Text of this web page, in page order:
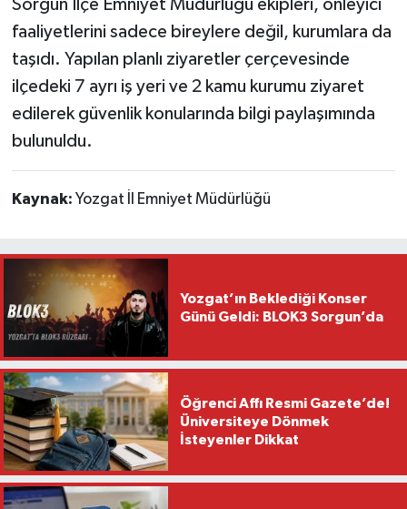
Sorgun İlçe Emniyet Müdürlüğü ekipleri, önleyici
faaliyetlerini sadece bireylere değil, kurumlara da
taşıdı. Yapılan planlı ziyaretler çerçevesinde
ilçedeki 7 ayrı iş yeri ve 2 kamu kurumu ziyaret
edilerek güvenlik konularında bilgi paylaşımında
bulunuldu.
Kaynak: Yozgat İl Emniyet Müdürlüğü
Yozgat’ın Beklediği Konser
Günü Geldi: BLOK3 Sorgun’da
Öğrenci Affı Resmi Gazete’de!
Üniversiteye Dönmek
İsteyenler Dikkat